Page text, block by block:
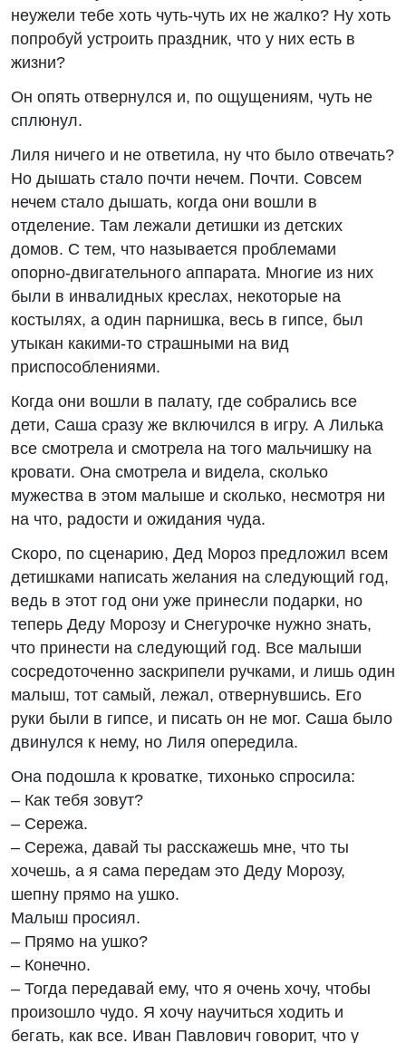
неужели тебе хоть чуть-чуть их не жалко? Ну хоть
попробуй устроить праздник, что у них есть в
жизни?
Он опять отвернулся и, по ощущениям, чуть не
сплюнул.
Лиля ничего и не ответила, ну что было отвечать?
Но дышать стало почти нечем. Почти. Совсем
нечем стало дышать, когда они вошли в
отделение. Там лежали детишки из детских
домов. С тем, что называется проблемами
опорно-двигательного аппарата. Многие из них
были в инвалидных креслах, некоторые на
костылях, а один парнишка, весь в гипсе, был
утыкан какими-то страшными на вид
приспособлениями.
Когда они вошли в палату, где собрались все
дети, Саша сразу же включился в игру. А Лилька
все смотрела и смотрела на того мальчишку на
кровати. Она смотрела и видела, сколько
мужества в этом малыше и сколько, несмотря ни
на что, радости и ожидания чуда.
Скоро, по сценарию, Дед Мороз предложил всем
детишками написать желания на следующий год,
ведь в этот год они уже принесли подарки, но
теперь Деду Морозу и Снегурочке нужно знать,
что принести на следующий год. Все малыши
сосредоточенно заскрипели ручками, и лишь один
малыш, тот самый, лежал, отвернувшись. Его
руки были в гипсе, и писать он не мог. Саша было
двинулся к нему, но Лиля опередила.
Она подошла к кроватке, тихонько спросила:
– Как тебя зовут?
– Сережа.
– Сережа, давай ты расскажешь мне, что ты
хочешь, а я сама передам это Деду Морозу,
шепну прямо на ушко.
Малыш просиял.
– Прямо на ушко?
– Конечно.
– Тогда передавай ему, что я очень хочу, чтобы
произошло чудо. Я хочу научиться ходить и
бегать, как все. Иван Павлович говорит, что у